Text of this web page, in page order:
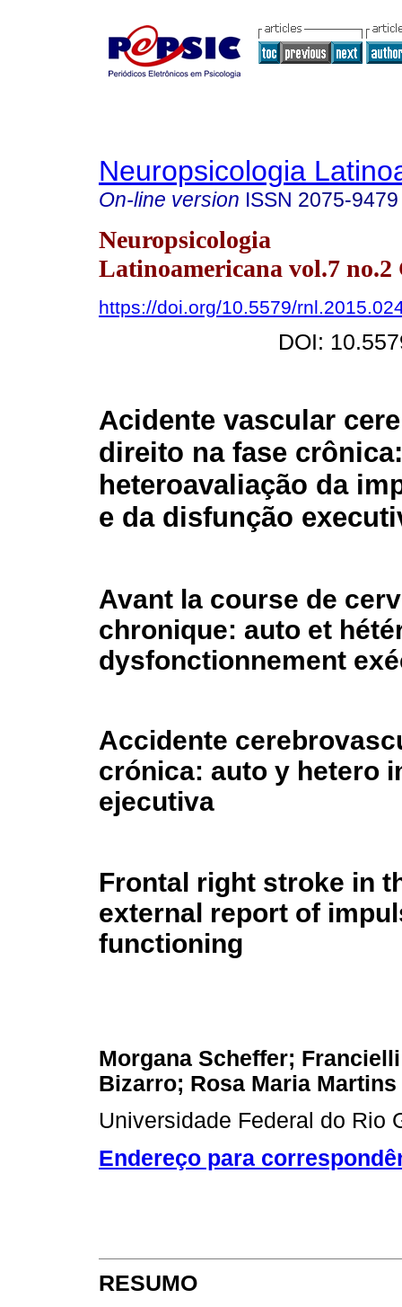
Neuropsicologia
On-line version ISSN 2075-9479
Neuropsicologia
Latinoamericana vol.7 no.2
https://doi.org/10.5579/
DOI:
Acidente vascular
direito na fase
heteroavaliação da
e da disfunção
Avant la course de
chronique: auto et
dysfonctionnement
Accidente
crónica: auto y hetero
ejecutiva
Frontal right stroke in
external report of
functioning
Morgana Scheffer;
Bizarro; Rosa Maria
Universidade Federal do Rio
Endereço para
RESUMO